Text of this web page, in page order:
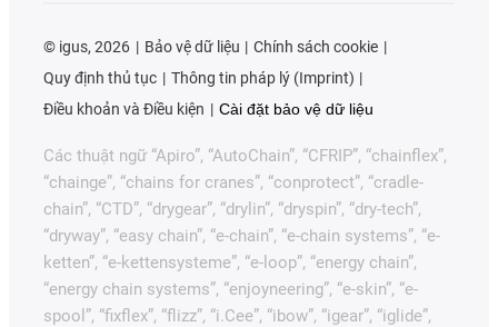
© igus, 2026 Bảo vệ dữ liệu
Chính sách cookie
Quy định thủ tục
Thông tin pháp lý (Imprint)
Điều khoản và Điều kiện
Cài đặt bảo vệ dữ liệu
Các thuật ngữ “Apiro”, “AutoChain”, “CFRIP”, “chainflex”,
“chainge”, “chains for cranes”, “conprotect”, “cradle-
chain”, “CTD”, “drygear”, “drylin”, “dryspin”, “dry-tech”,
“dryway”, “easy chain”, “e-chain”, “e-chain systems”, “e-
ketten”, “e-kettensysteme”, “e-loop”, “energy chain”,
“energy chain systems”, “enjoyneering”, “e-skin”, “e-
spool”, “fixflex”, “flizz”, “i.Cee”, “ibow”, “igear”, “iglide”,